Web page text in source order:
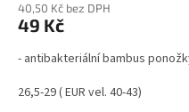
40,50 Kč bez DPH
49 Kč
- antibakteriální bambus
26,5-29 ( EUR vel. 40-43)